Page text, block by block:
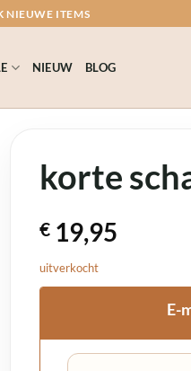
NIEUWE ITEMS
NIEUW BLOG
korte
€ 19,95
uitverkocht
E-